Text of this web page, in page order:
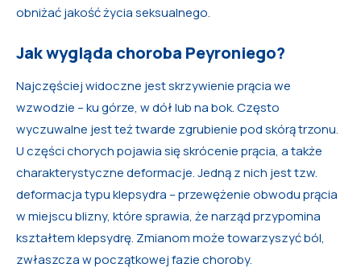
obniżać jakość życia seksualnego.
Jak wygląda choroba Peyroniego?
Najczęściej widoczne jest skrzywienie prącia we
wzwodzie – ku górze, w dół lub na bok. Często
wyczuwalne jest też twarde zgrubienie pod skórą trzonu.
U części chorych pojawia się skrócenie prącia, a także
charakterystyczne deformacje. Jedną z nich jest tzw.
deformacja typu klepsydra – przewężenie obwodu prącia
w miejscu blizny, które sprawia, że narząd przypomina
kształtem klepsydrę. Zmianom może towarzyszyć ból,
zwłaszcza w początkowej fazie choroby.